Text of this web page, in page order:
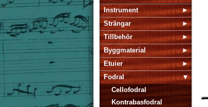
Instrument
Strängar
Tillbehör
Byggmaterial
Etuier
Fodral
Cellofodral
Kontrabasfodral